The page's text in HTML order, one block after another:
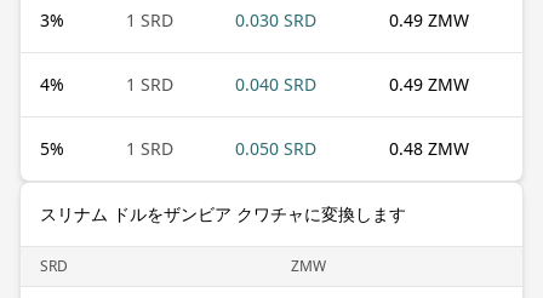
3% 1 SRD 0.030 SRD 0.49 ZMW
4% 1 SRD 0.040 SRD 0.49 ZMW
5% 1 SRD 0.050 SRD 0.48 ZMW
スリナム ドルをザンビア クワチャに変換します
SRD ZMW